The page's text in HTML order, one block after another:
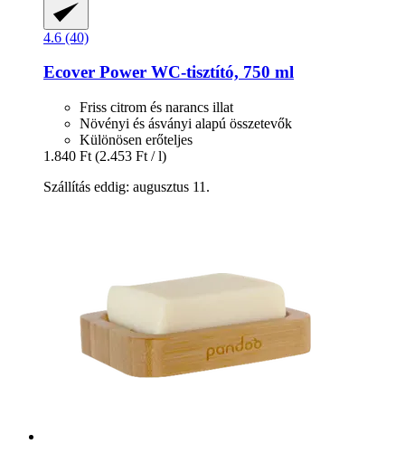
4.6 (40)
Ecover Power WC-​tisztító, 750 ml
Friss citrom és narancs illat
Növényi és ásványi alapú összetevők
Különösen erőteljes
1.840 Ft (2.453 Ft / l)
Szállítás eddig: augusztus 11.